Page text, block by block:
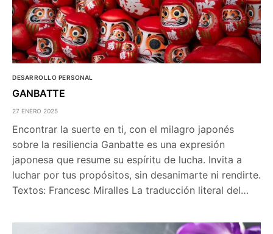
DESARROLLO PERSONAL
GANBATTE
27 ENERO 2025
Encontrar la suerte en ti, con el milagro japonés
sobre la resiliencia Ganbatte es una expresión
japonesa que resume su espíritu de lucha. Invita a
luchar por tus propósitos, sin desanimarte ni rendirte.
Textos: Francesc Miralles La traducción literal del…